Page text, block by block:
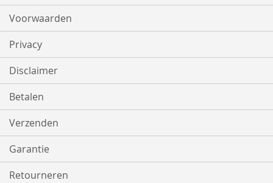
Voorwaarden
Privacy
Disclaimer
Betalen
Verzenden
Garantie
Retourneren